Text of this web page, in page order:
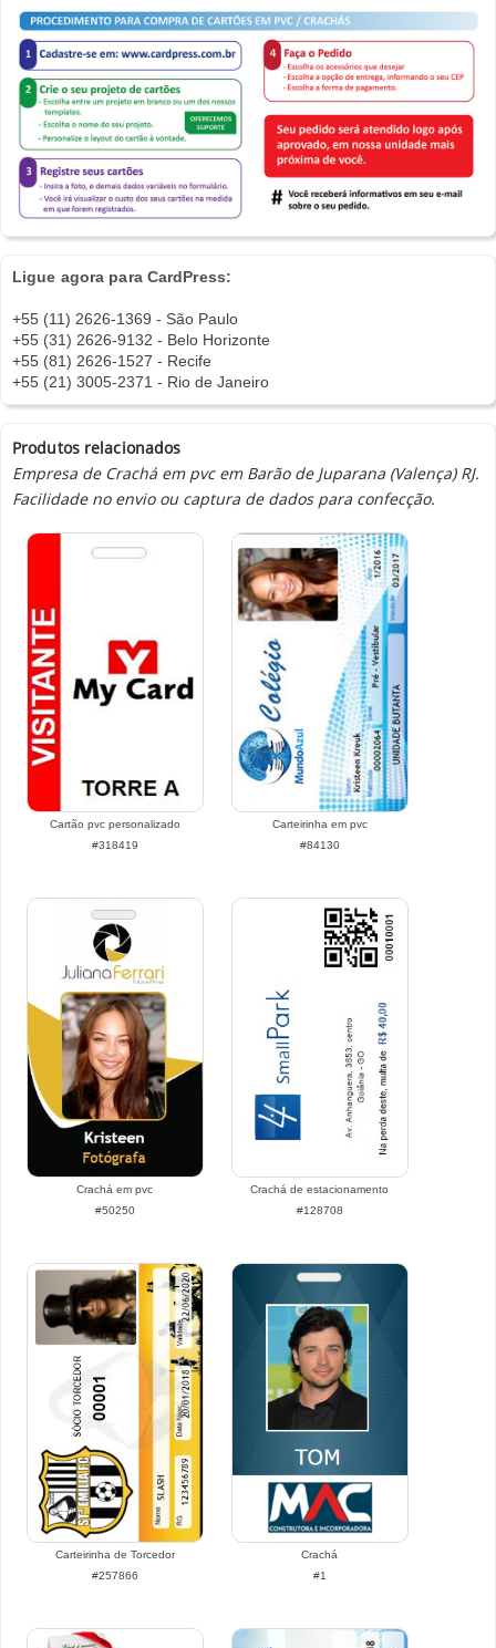
Ligue agora para CardPress:
+55 (11) 2626-1369 - São Paulo
+55 (31) 2626-9132 - Belo Horizonte
+55 (81) 2626-1527 - Recife
+55 (21) 3005-2371 - Rio de Janeiro
Produtos relacionados
Empresa de Crachá em pvc em Barão de Juparana (Valença) RJ.
Facilidade no envio ou captura de dados para confecção.
Cartão pvc personalizado
#318419
Carteirinha em pvc
#84130
Crachá em pvc
#50250
Crachá de estacionamento
#128708
Carteirinha de Torcedor
#257866
Crachá
#1